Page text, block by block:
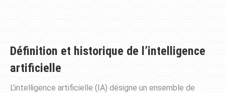
Définition et historique de l’intelligence
artificielle
L’intelligence artificielle (IA) désigne un ensemble de